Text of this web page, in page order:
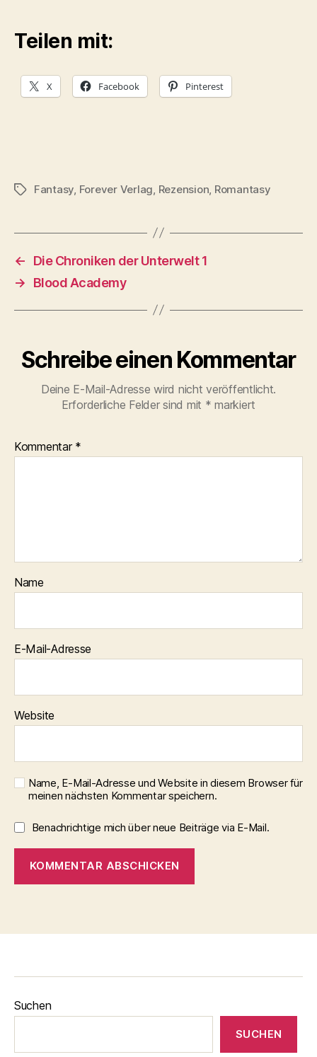
Teilen mit:
X Facebook Pinterest
Schlagwörter
Fantasy Forever Verlag Rezension Romantasy
←
Die Chroniken der Unterwelt 1
→
Blood Academy
Schreibe einen Kommentar
Deine E-Mail-Adresse wird nicht veröffentlicht.
Erforderliche Felder sind mit * markiert
Kommentar *
Name
E-Mail-Adresse
Website
Name, E-Mail-Adresse und Website in diesem Browser für
meinen nächsten Kommentar speichern.
Benachrichtige mich über neue Beiträge via E-Mail.
Suchen
SUCHEN